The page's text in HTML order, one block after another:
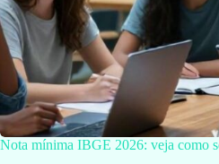
Nota mínima IBGE 2026: veja como